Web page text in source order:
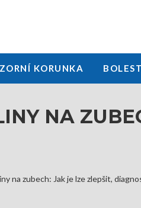
KORUNKA
NA
na zubech: Jak je lze zlepšit,